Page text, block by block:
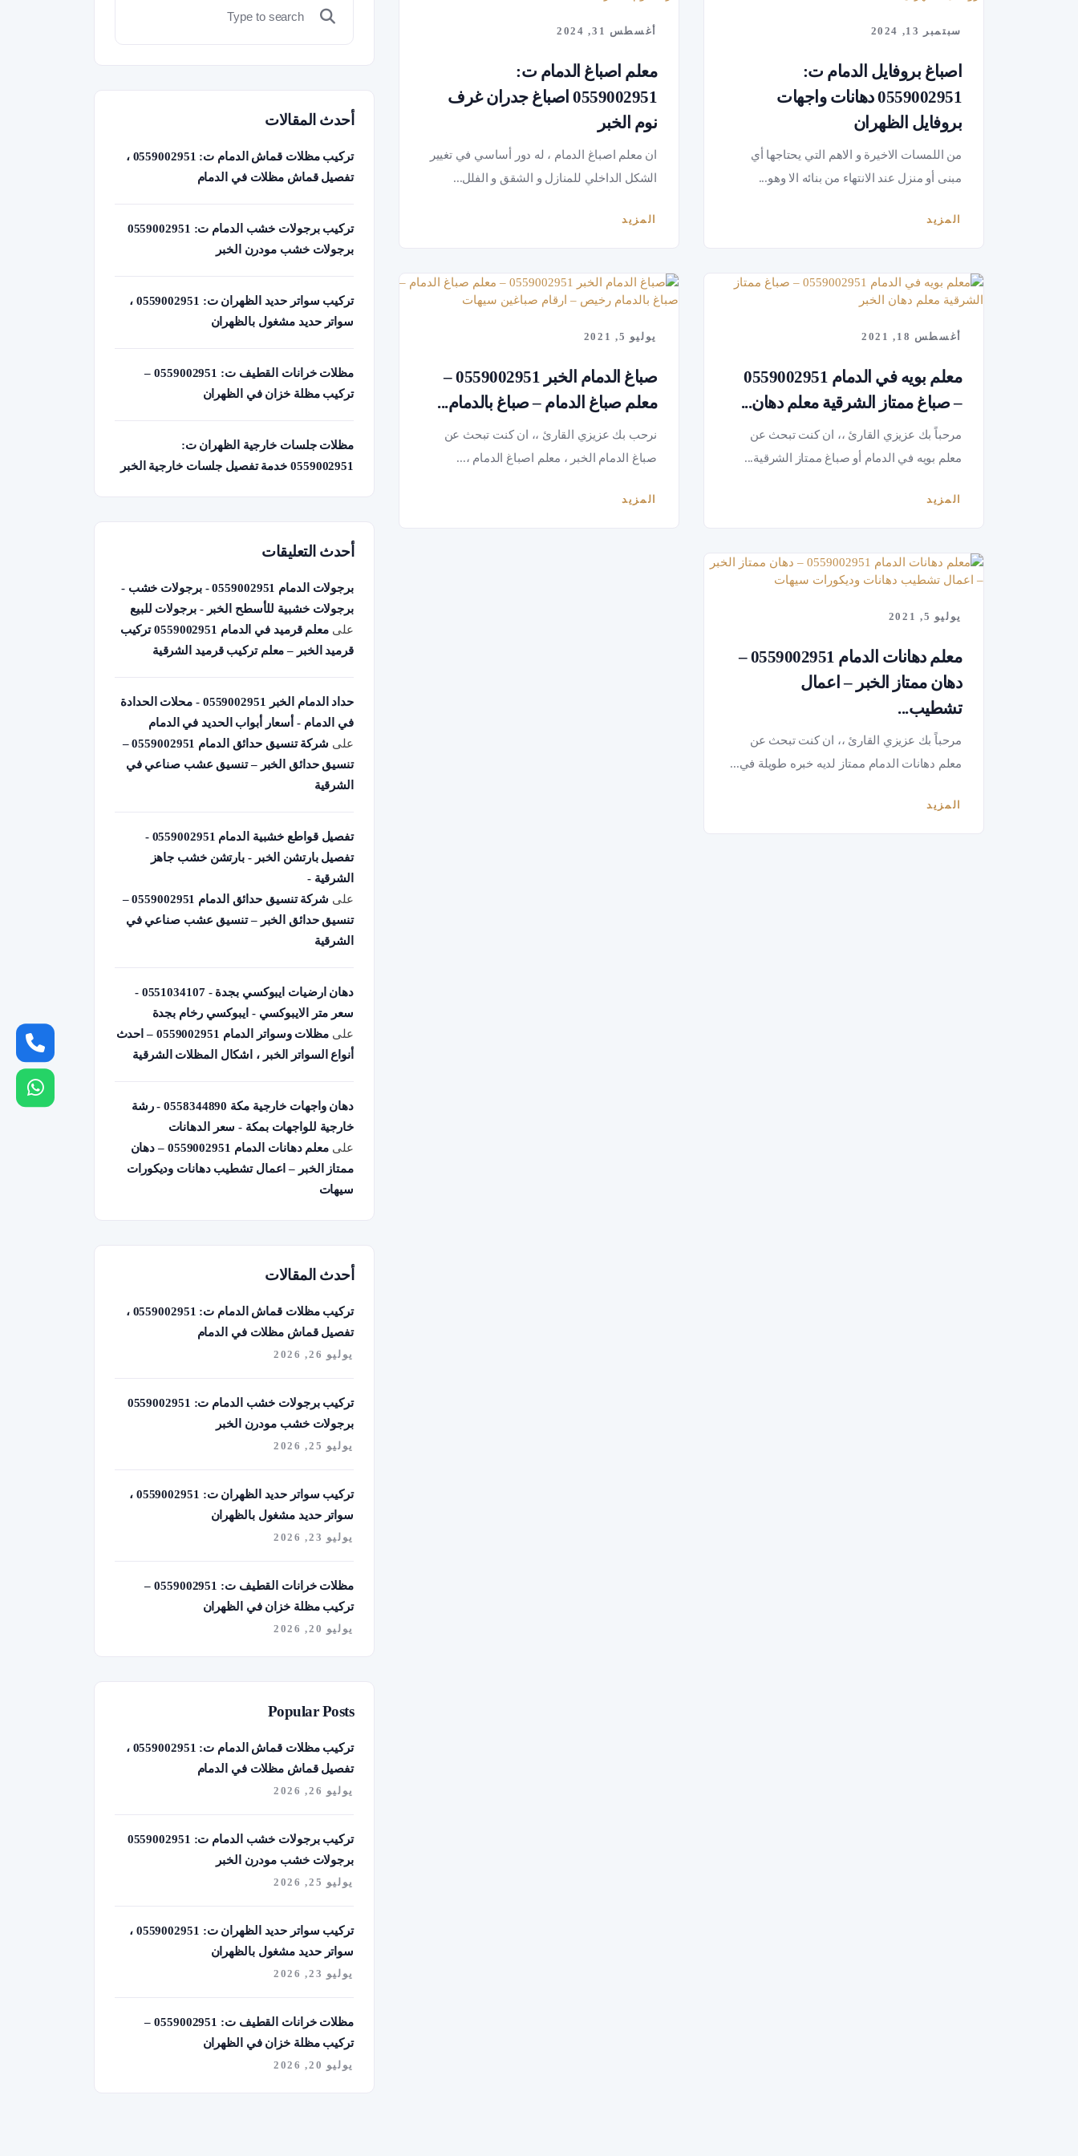
سبتمبر 13, 2024
اصباغ بروفايل الدمام ت:
0559002951 دهانات واجهات
بروفايل الظهران
من اللمسات الاخيرة و الاهم التي يحتاجها أي
مبنى أو منزل عند الانتهاء من بنائه الا وهو...
المزيد
أغسطس 31, 2024
معلم اصباغ الدمام ت:
0559002951 اصباغ جدران غرف
نوم الخبر
ان معلم اصباغ الدمام ، له دور أساسي في تغيير
الشكل الداخلي للمنازل و الشقق و الفلل...
المزيد
أغسطس 18, 2021
معلم بويه في الدمام 0559002951
– صباغ ممتاز الشرقية معلم دهان...
مرحباً بك عزيزي القارئ ،، ان كنت تبحث عن
معلم بويه في الدمام أو صباغ ممتاز الشرقية...
المزيد
يوليو 5, 2021
صباغ الدمام الخبر 0559002951 –
معلم صباغ الدمام – صباغ بالدمام...
نرحب بك عزيزي القارئ ،، ان كنت تبحث عن
صباغ الدمام الخبر ، معلم اصباغ الدمام ،...
المزيد
يوليو 5, 2021
معلم دهانات الدمام 0559002951 –
دهان ممتاز الخبر – اعمال
تشطيب...
مرحباً بك عزيزي القارئ ،، ان كنت تبحث عن
معلم دهانات الدمام ممتاز لديه خبره طويلة في...
المزيد
أحدث المقالات
تركيب مظلات قماش الدمام ت: 0559002951 ،
تفصيل قماش مظلات في الدمام
تركيب برجولات خشب الدمام ت: 0559002951
برجولات خشب مودرن الخبر
تركيب سواتر حديد الظهران ت: 0559002951 ،
سواتر حديد مشغول بالظهران
مظلات خرانات القطيف ت: 0559002951 –
تركيب مظلة خزان في الظهران
مظلات جلسات خارجية الظهران ت:
0559002951 خدمة تفصيل جلسات خارجية الخبر
أحدث التعليقات
برجولات الدمام 0559002951 - برجولات خشب -
برجولات خشبية للأسطح الخبر - برجولات للبيع
على
معلم قرميد في الدمام 0559002951 تركيب
قرميد الخبر – معلم تركيب قرميد الشرقية
حداد الدمام الخبر 0559002951 - محلات الحدادة
في الدمام - أسعار أبواب الحديد في الدمام
على
شركة تنسيق حدائق الدمام 0559002951 –
تنسيق حدائق الخبر – تنسيق عشب صناعي في
الشرقية
تفصيل قواطع خشبية الدمام 0559002951 -
تفصيل بارتشن الخبر - بارتشن خشب جاهز
الشرقية -
على
شركة تنسيق حدائق الدمام 0559002951 –
تنسيق حدائق الخبر – تنسيق عشب صناعي في
الشرقية
دهان ارضيات ايبوكسي بجدة - 0551034107 -
سعر متر الايبوكسي - ايبوكسي رخام بجدة
على
مظلات وسواتر الدمام 0559002951 – احدث
أنواع السواتر الخبر ، اشكال المظلات الشرقية
دهان واجهات خارجية مكة 0558344890 - رشة
خارجية للواجهات بمكة - سعر الدهانات
على
معلم دهانات الدمام 0559002951 – دهان
ممتاز الخبر – اعمال تشطيب دهانات وديكورات
سيهات
أحدث المقالات
تركيب مظلات قماش الدمام ت: 0559002951 ،
تفصيل قماش مظلات في الدمام
يوليو 26, 2026
تركيب برجولات خشب الدمام ت: 0559002951
برجولات خشب مودرن الخبر
يوليو 25, 2026
تركيب سواتر حديد الظهران ت: 0559002951 ،
سواتر حديد مشغول بالظهران
يوليو 23, 2026
مظلات خرانات القطيف ت: 0559002951 –
تركيب مظلة خزان في الظهران
يوليو 20, 2026
Popular Posts
تركيب مظلات قماش الدمام ت: 0559002951 ،
تفصيل قماش مظلات في الدمام
يوليو 26, 2026
تركيب برجولات خشب الدمام ت: 0559002951
برجولات خشب مودرن الخبر
يوليو 25, 2026
تركيب سواتر حديد الظهران ت: 0559002951 ،
سواتر حديد مشغول بالظهران
يوليو 23, 2026
مظلات خرانات القطيف ت: 0559002951 –
تركيب مظلة خزان في الظهران
يوليو 20, 2026